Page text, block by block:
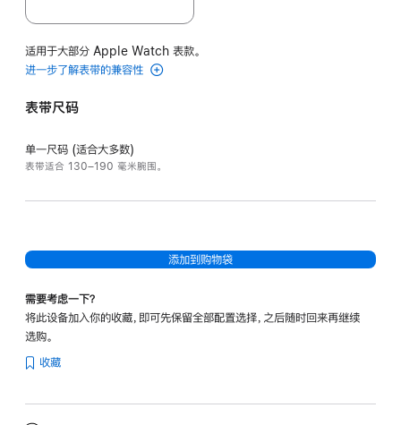
适用于大部分 Apple Watch 表款。
进一步了解表带的兼容性
表带尺码
单一尺码 (适合大多数)
表带适合 130–190 毫米腕围。
添加到购物袋
需要考虑一下？
将此设备加入你的收藏，即可先保留全部配置选择，之后随时回来再继续
选购。
收藏